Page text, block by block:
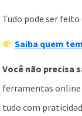
Tudo pode ser
Saiba quem
Você não precisa
ferramentas
tudo com